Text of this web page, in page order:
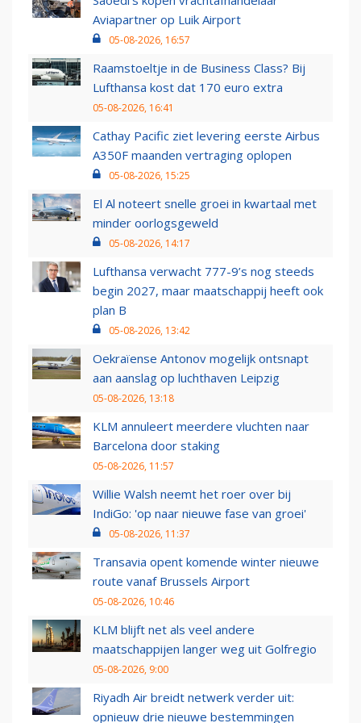
Aviapartner op Luik Airport
05-08-2026, 16:57
Raamstoeltje in de Business Class? Bij
Lufthansa kost dat 170 euro extra
05-08-2026, 16:41
Cathay Pacific ziet levering eerste Airbus
A350F maanden vertraging oplopen
05-08-2026, 15:25
El Al noteert snelle groei in kwartaal met
minder oorlogsgeweld
05-08-2026, 14:17
Lufthansa verwacht 777-9’s nog steeds
begin 2027, maar maatschappij heeft ook
plan B
05-08-2026, 13:42
Oekraïense Antonov mogelijk ontsnapt
aan aanslag op luchthaven Leipzig
05-08-2026, 13:18
KLM annuleert meerdere vluchten naar
Barcelona door staking
05-08-2026, 11:57
Willie Walsh neemt het roer over bij
IndiGo: 'op naar nieuwe fase van groei'
05-08-2026, 11:37
Transavia opent komende winter nieuwe
route vanaf Brussels Airport
05-08-2026, 10:46
KLM blijft net als veel andere
maatschappijen langer weg uit Golfregio
05-08-2026, 9:00
Riyadh Air breidt netwerk verder uit:
opnieuw drie nieuwe bestemmingen